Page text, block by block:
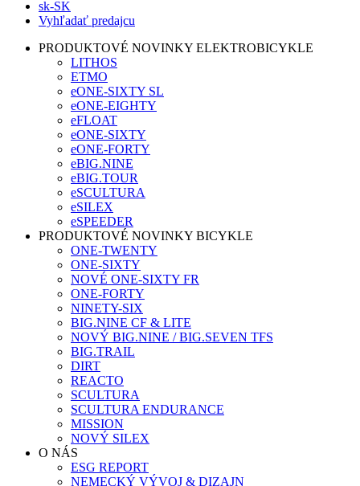
sk-SK
Vyhľadať predajcu
PRODUKTOVÉ NOVINKY ELEKTROBICYKLE
LITHOS
ETMO
eONE-SIXTY SL
eONE-EIGHTY
eFLOAT
eONE-SIXTY
eONE-FORTY
eBIG.NINE
eBIG.TOUR
eSCULTURA
eSILEX
eSPEEDER
PRODUKTOVÉ NOVINKY BICYKLE
ONE-TWENTY
ONE-SIXTY
NOVÉ ONE-SIXTY FR
ONE-FORTY
NINETY-SIX
BIG.NINE CF & LITE
NOVÝ BIG.NINE / BIG.SEVEN TFS
BIG.TRAIL
DIRT
REACTO
SCULTURA
SCULTURA ENDURANCE
MISSION
NOVÝ SILEX
O NÁS
ESG REPORT
NEMECKÝ VÝVOJ & DIZAJN